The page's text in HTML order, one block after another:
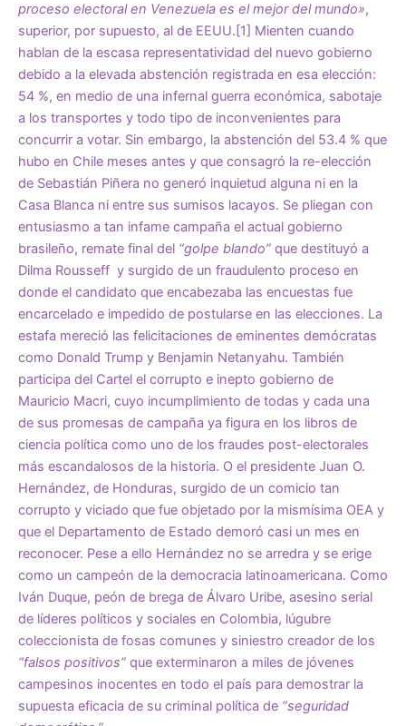
proceso electoral en Venezuela es el mejor del mundo»,
superior, por supuesto, al de EEUU. [1] Mienten cuando
hablan de la escasa representatividad del nuevo gobierno
debido a la elevada abstención registrada en esa elección:
54 %, en medio de una infernal guerra económica, sabotaje
a los transportes y todo tipo de inconvenientes para
concurrir a votar. Sin embargo, la abstención del 53.4 % que
hubo en Chile meses antes y que consagró la re-elección
de Sebastián Piñera no generó inquietud alguna ni en la
Casa Blanca ni entre sus sumisos lacayos. Se pliegan con
entusiasmo a tan infame campaña el actual gobierno
brasileño, remate final del “golpe blando” que destituyó a
Dilma Rousseff y surgido de un fraudulento proceso en
donde el candidato que encabezaba las encuestas fue
encarcelado e impedido de postularse en las elecciones. La
estafa mereció las felicitaciones de eminentes demócratas
como Donald Trump y Benjamin Netanyahu. También
participa del Cartel el corrupto e inepto gobierno de
Mauricio Macri, cuyo incumplimiento de todas y cada una
de sus promesas de campaña ya figura en los libros de
ciencia política como uno de los fraudes post-electorales
más escandalosos de la historia. O el presidente Juan O.
Hernández, de Honduras, surgido de un comicio tan
corrupto y viciado que fue objetado por la mismísima OEA y
que el Departamento de Estado demoró casi un mes en
reconocer. Pese a ello Hernández no se arredra y se erige
como un campeón de la democracia latinoamericana. Como
Iván Duque, peón de brega de Álvaro Uribe, asesino serial
de líderes políticos y sociales en Colombia, lúgubre
coleccionista de fosas comunes y siniestro creador de los
“falsos positivos” que exterminaron a miles de jóvenes
campesinos inocentes en todo el país para demostrar la
supuesta eficacia de su criminal política de “seguridad